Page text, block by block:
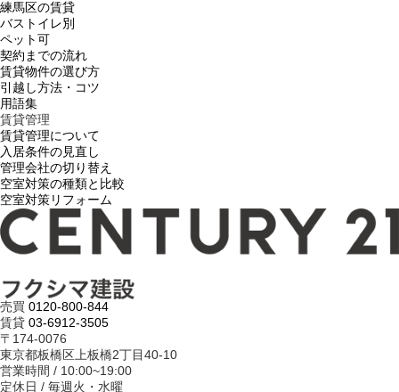
練馬区の賃貸
バストイレ別
ペット可
契約までの流れ
賃貸物件の選び方
引越し方法・コツ
用語集
賃貸管理
賃貸管理について
入居条件の見直し
管理会社の切り替え
空室対策の種類と比較
空室対策リフォーム
売買 0120-800-844
賃貸 03-6912-3505
〒174-0076
東京都板橋区上板橋2丁目40-10
営業時間 / 10:00~19:00
定休日 / 毎週火・水曜